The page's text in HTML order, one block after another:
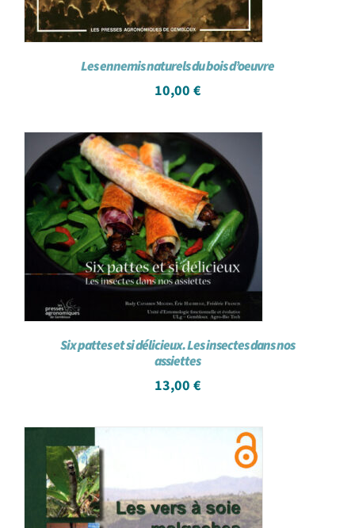
Les ennemis naturels du bois d’oeuvre
10,00 €
Six pattes et si délicieux. Les insectes dans nos
assiettes
13,00 €